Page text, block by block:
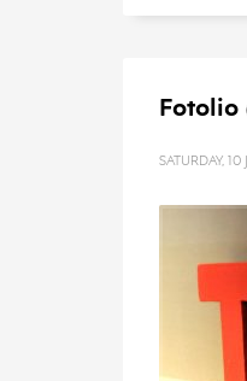
Fotolio
SATURDAY, 10